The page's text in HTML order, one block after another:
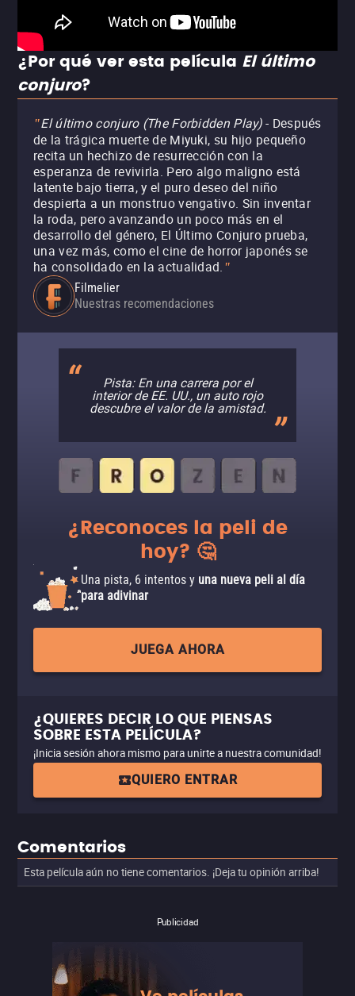
¿Por qué ver esta película El último
conjuro?
"El último conjuro (The Forbidden Play)- Después
de la trágica muerte de Miyuki, su hijo pequeño
recita un hechizo de resurrección con la
esperanza de revivirla. Pero algo maligno está
latente bajo tierra, y el puro deseo del niño
despierta a un monstruo vengativo. Sin inventar
la roda, pero avanzando un poco más en el
desarrollo del género, El Último Conjuro prueba,
una vez más, como el cine de horror japonés se
ha consolidado en la actualidad. "
Filmelier
Nuestras recomendaciones
Pista: En una carrera por el
interior de EE. UU., un auto rojo
descubre el valor de la amistad.
¿Reconoces la peli de
hoy? 🤔
Una pista, 6 intentos y una nueva peli al día
para adivinar
JUEGA AHORA
¿QUIERES DECIR LO QUE PIENSAS
SOBRE ESTA PELÍCULA?
¡Inicia sesión ahora mismo para unirte a nuestra comunidad!
QUIERO ENTRAR
Comentarios
Esta película aún no tiene comentarios. ¡Deja tu opinión arriba!
Publicidad